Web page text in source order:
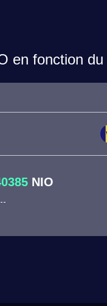
en fonction
NIO